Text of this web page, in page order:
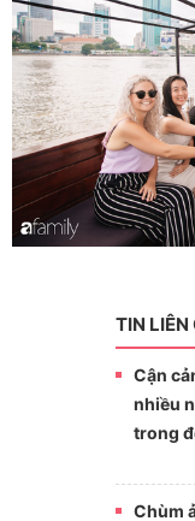
TIN LIÊN
Cận
nhiều
trong
Chùm